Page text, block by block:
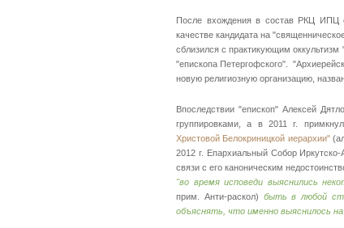
После вхождения в состав РКЦ ИПЦ
качестве кандидата на
сблизился с практикующим оккультизм
"епископа Петергофского".
новую религиозную организацию,
Впоследствии "епископ" Алексей
группировками, а в 2011 г.
Христовой Белокриницкой иерархии"
2012 г. Епархиальный Собор
связи с его каноническим
"во время исповеди выяснились
прим. Анти-раскол) быть в любой
объяснять, что именно выяснилось на